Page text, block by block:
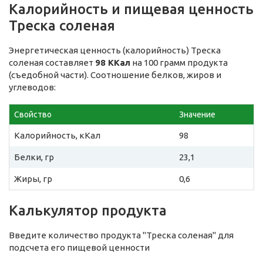
Калорийность и пищевая ценность
Треска соленая
Энергетическая ценность (калорийность) Треска
соленая составляет 98 ККал на 100 грамм продукта
(съедобной части). Соотношение белков, жиров и
углеводов:
Свойство Значение
Калорийность, кКал 98
Белки, гр 23,1
Жиры, гр 0,6
Калькулятор продукта
Введите количество продукта "Треска соленая" для
подсчета его пищевой ценности